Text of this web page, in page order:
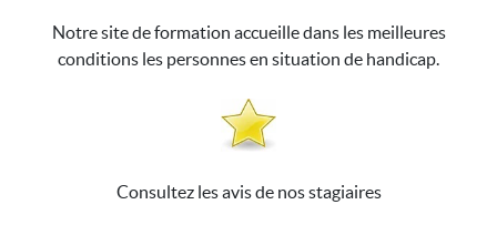
Notre site de formation accueille dans les meilleures
conditions les personnes en situation de handicap.
Consultez les avis de nos stagiaires